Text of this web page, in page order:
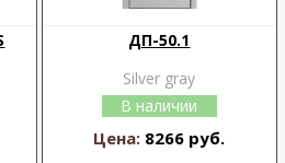
ДП-50.1
Silver gray
В наличии
Цена: 8266 руб.